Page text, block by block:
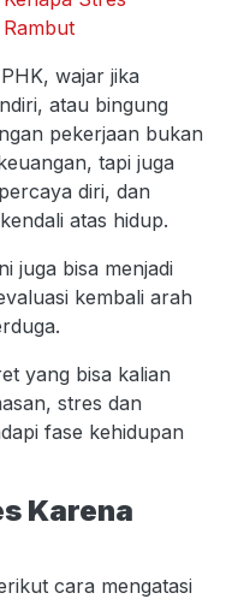
wajar jika
atau bingung
pekerjaan bukan
tapi juga
diri, dan
atas hidup.
juga bisa menjadi
kembali arah
yang bisa kalian
stres dan
fase kehidupan
Karena
cara mengatasi